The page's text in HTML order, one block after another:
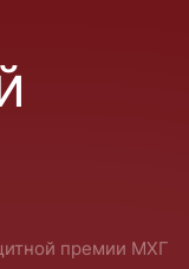
премии МХГ